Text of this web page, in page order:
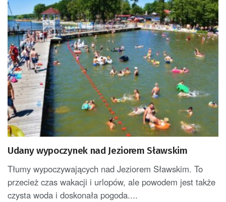
Udany wypoczynek nad Jeziorem Sławskim
Tłumy wypoczywających nad Jeziorem Sławskim. To
przecież czas wakacji i urlopów, ale powodem jest także
czysta woda i doskonała pogoda....